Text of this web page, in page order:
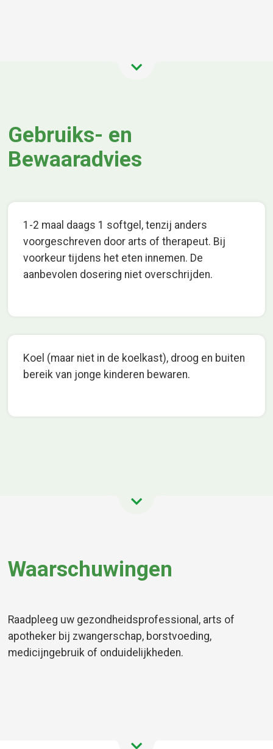
Gebruiks- en
Bewaaradvies
1-2 maal daags 1 softgel, tenzij anders
voorgeschreven door arts of therapeut. Bij
voorkeur tijdens het eten innemen. De
aanbevolen dosering niet overschrijden.
Koel (maar niet in de koelkast), droog en buiten
bereik van jonge kinderen bewaren.
Waarschuwingen
Raadpleeg uw gezondheidsprofessional, arts of
apotheker bij zwangerschap, borstvoeding,
medicijngebruik of onduidelijkheden.